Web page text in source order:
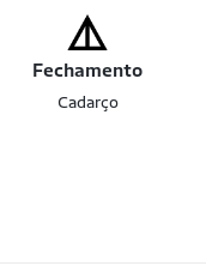
Fechamento
Cadarço